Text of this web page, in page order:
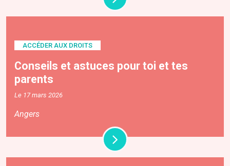
ACCÉDER AUX DROITS
Conseils et astuces pour toi et tes
parents
Le 17 mars 2026
Angers